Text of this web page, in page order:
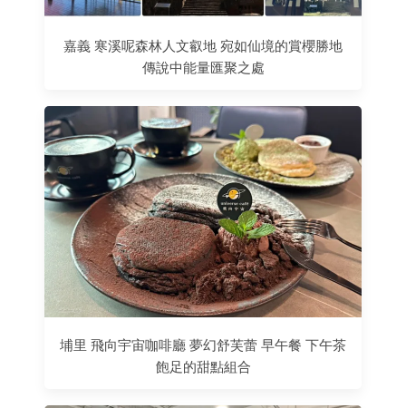
嘉義 寒溪呢森林人文叡地 宛如仙境的賞櫻勝地
傳說中能量匯聚之處
埔里 飛向宇宙咖啡廳 夢幻舒芙蕾 早午餐 下午茶
飽足的甜點組合